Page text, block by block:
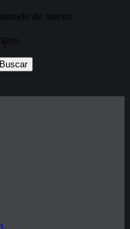
de nuevo.